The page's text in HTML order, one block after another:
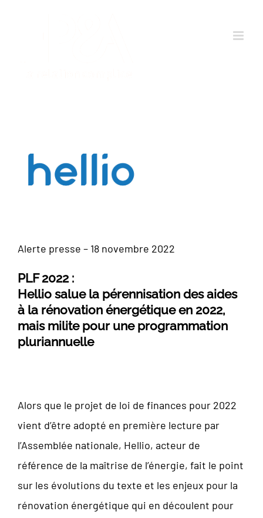
Alerte presse – 18 novembre 2022
PLF 2022 :
Hellio salue la pérennisation des aides
à la rénovation énergétique en 2022,
mais milite pour une programmation
pluriannuelle
Alors que le projet de loi de finances pour 2022
vient d’être adopté en première lecture par
l’Assemblée nationale, Hellio, acteur de
référence de la maîtrise de l’énergie, fait le point
sur les évolutions du texte et les enjeux pour la
rénovation énergétique qui en découlent pour